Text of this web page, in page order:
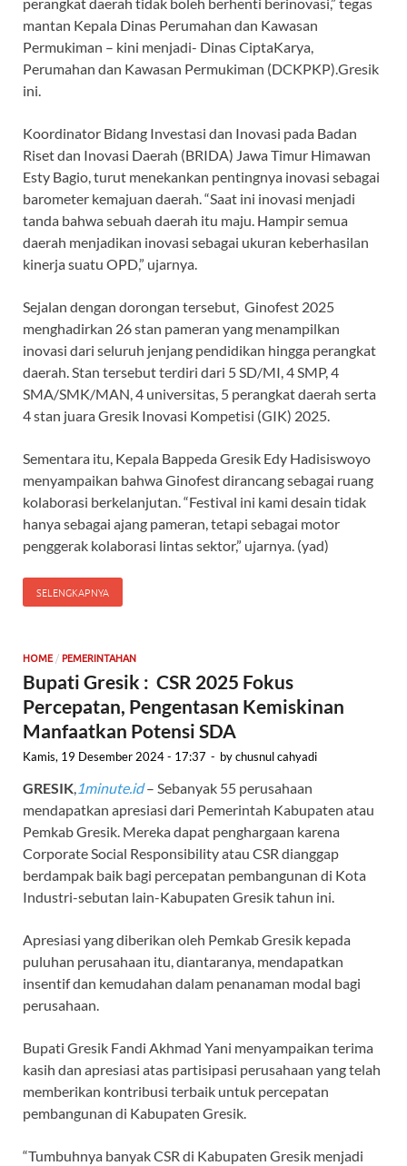
perangkat daerah tidak boleh berhenti berinovasi,” tegas
mantan Kepala Dinas Perumahan dan Kawasan
Permukiman – kini menjadi- Dinas CiptaKarya,
Perumahan dan Kawasan Permukiman (DCKPKP).Gresik
ini.
Koordinator Bidang Investasi dan Inovasi pada Badan
Riset dan Inovasi Daerah (BRIDA) Jawa Timur Himawan
Esty Bagio, turut menekankan pentingnya inovasi sebagai
barometer kemajuan daerah. “Saat ini inovasi menjadi
tanda bahwa sebuah daerah itu maju. Hampir semua
daerah menjadikan inovasi sebagai ukuran keberhasilan
kinerja suatu OPD,” ujarnya.
Sejalan dengan dorongan tersebut, Ginofest 2025
menghadirkan 26 stan pameran yang menampilkan
inovasi dari seluruh jenjang pendidikan hingga perangkat
daerah. Stan tersebut terdiri dari 5 SD/MI, 4 SMP, 4
SMA/SMK/MAN, 4 universitas, 5 perangkat daerah serta
4 stan juara Gresik Inovasi Kompetisi (GIK) 2025.
Sementara itu, Kepala Bappeda Gresik Edy Hadisiswoyo
menyampaikan bahwa Ginofest dirancang sebagai ruang
kolaborasi berkelanjutan. “Festival ini kami desain tidak
hanya sebagai ajang pameran, tetapi sebagai motor
penggerak kolaborasi lintas sektor,” ujarnya. (yad)
SELENGKAPNYA
HOME/ PEMERINTAHAN
Bupati Gresik : CSR 2025 Fokus
Percepatan, Pengentasan Kemiskinan
Manfaatkan Potensi SDA
Kamis, 19 Desember 2024 - 17:37 - bychusnul cahyadi
GRESIK, 1minute.id– Sebanyak 55 perusahaan
mendapatkan apresiasi dari Pemerintah Kabupaten atau
Pemkab Gresik. Mereka dapat penghargaan karena
Corporate Social Responsibility atau CSR dianggap
berdampak baik bagi percepatan pembangunan di Kota
Industri-sebutan lain-Kabupaten Gresik tahun ini.
Apresiasi yang diberikan oleh Pemkab Gresik kepada
puluhan perusahaan itu, diantaranya, mendapatkan
insentif dan kemudahan dalam penanaman modal bagi
perusahaan.
Bupati Gresik Fandi Akhmad Yani menyampaikan terima
kasih dan apresiasi atas partisipasi perusahaan yang telah
memberikan kontribusi terbaik untuk percepatan
pembangunan di Kabupaten Gresik.
“Tumbuhnya banyak CSR di Kabupaten Gresik menjadi